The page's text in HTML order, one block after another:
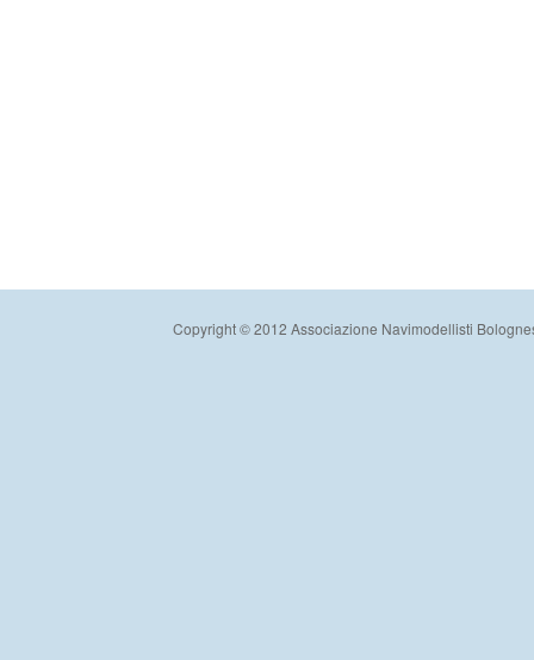
Copyright © 2012 Associazione Navimodellisti